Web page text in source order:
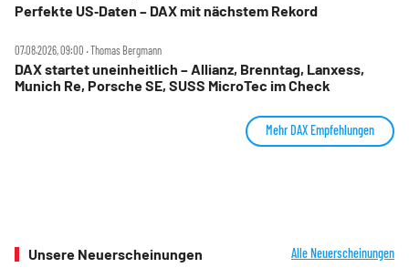
Perfekte US‑Daten – DAX mit nächstem Rekord
07.08.2026, 09:00 ‧ Thomas Bergmann
DAX startet uneinheitlich – Allianz, Brenntag, Lanxess,
Munich Re, Porsche SE, SUSS MicroTec im Check
Mehr DAX Empfehlungen
Unsere Neuerscheinungen Alle Neuerscheinungen